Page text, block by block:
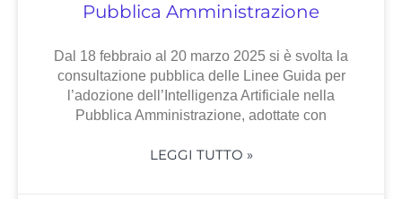
Pubblica Amministrazione
Dal 18 febbraio al 20 marzo 2025 si è svolta la
consultazione pubblica delle Linee Guida per
l’adozione dell’Intelligenza Artificiale nella
Pubblica Amministrazione, adottate con
LEGGI TUTTO »